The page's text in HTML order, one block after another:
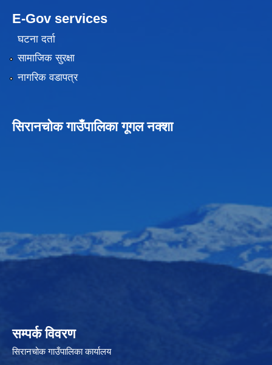
E-Gov services
घटना दर्ता
सामाजिक सुरक्षा
नागरिक वडापत्र
सिरानचोक गाउँपालिका गूगल नक्शा
सम्पर्क विवरण
सिरानचोक गाउँपालिका कार्यालय